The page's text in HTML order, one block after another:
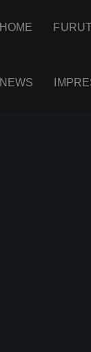
HOME
NEWS